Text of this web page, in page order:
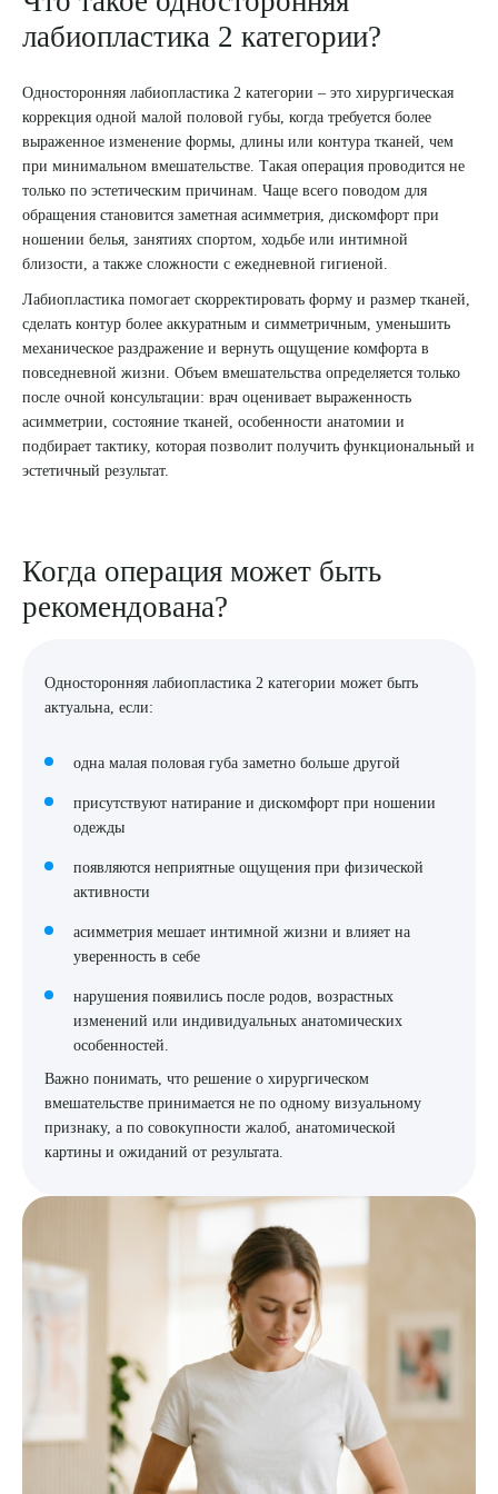
8 (863) 309-05-06
ЗАКАЗАТЬ ЗВОНОК
ЗАПИСЬ ОНЛАЙН
лабиопластика 2 категории?
Односторонняя лабиопластика 2 категории – это хирургическая
коррекция одной малой половой губы, когда требуется более
выраженное изменение формы, длины или контура тканей, чем
при минимальном вмешательстве. Такая операция проводится не
только по эстетическим причинам. Чаще всего поводом для
обращения становится заметная асимметрия, дискомфорт при
ношении белья, занятиях спортом, ходьбе или интимной
близости, а также сложности с ежедневной гигиеной.
Лабиопластика помогает скорректировать форму и размер тканей,
сделать контур более аккуратным и симметричным, уменьшить
механическое раздражение и вернуть ощущение комфорта в
повседневной жизни. Объем вмешательства определяется только
после очной консультации: врач оценивает выраженность
асимметрии, состояние тканей, особенности анатомии и
подбирает тактику, которая позволит получить функциональный и
эстетичный результат.
Когда операция может быть
рекомендована?
Односторонняя лабиопластика 2 категории может быть
актуальна, если:
одна малая половая губа заметно больше другой
присутствуют натирание и дискомфорт при ношении
одежды
появляются неприятные ощущения при физической
активности
асимметрия мешает интимной жизни и влияет на
уверенность в себе
нарушения появились после родов, возрастных
изменений или индивидуальных анатомических
особенностей.
Важно понимать, что решение о хирургическом
вмешательстве принимается не по одному визуальному
признаку, а по совокупности жалоб, анатомической
картины и ожиданий от результата.